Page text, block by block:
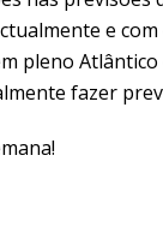
e
pleno Atlântico
fazer